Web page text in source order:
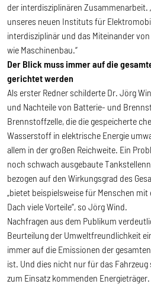
der interdisziplinären Zusammenarbeit.
unseres neuen Instituts für
interdisziplinär und das Miteinander
wie Maschinenbau.“
Der Blick muss immer auf die
gerichtet werden
Als erster Redner schilderte Dr. Jörg
und Nachteile von Batterie- und
Brennstoffzelle, die die gespeicherte
Wasserstoff in elektrische Energie
allem in der großen Reichweite. Ein
noch schwach ausgebaute
bezogen auf den Wirkungsgrad des
„bietet beispielsweise für Menschen mit
Dach viele Vorteile“, so Jörg Wind.
Nachfragen aus dem Publikum
Beurteilung der Umweltfreundlichkeit
immer auf die Emissionen der
ist. Und dies nicht nur für das
zum Einsatz kommenden